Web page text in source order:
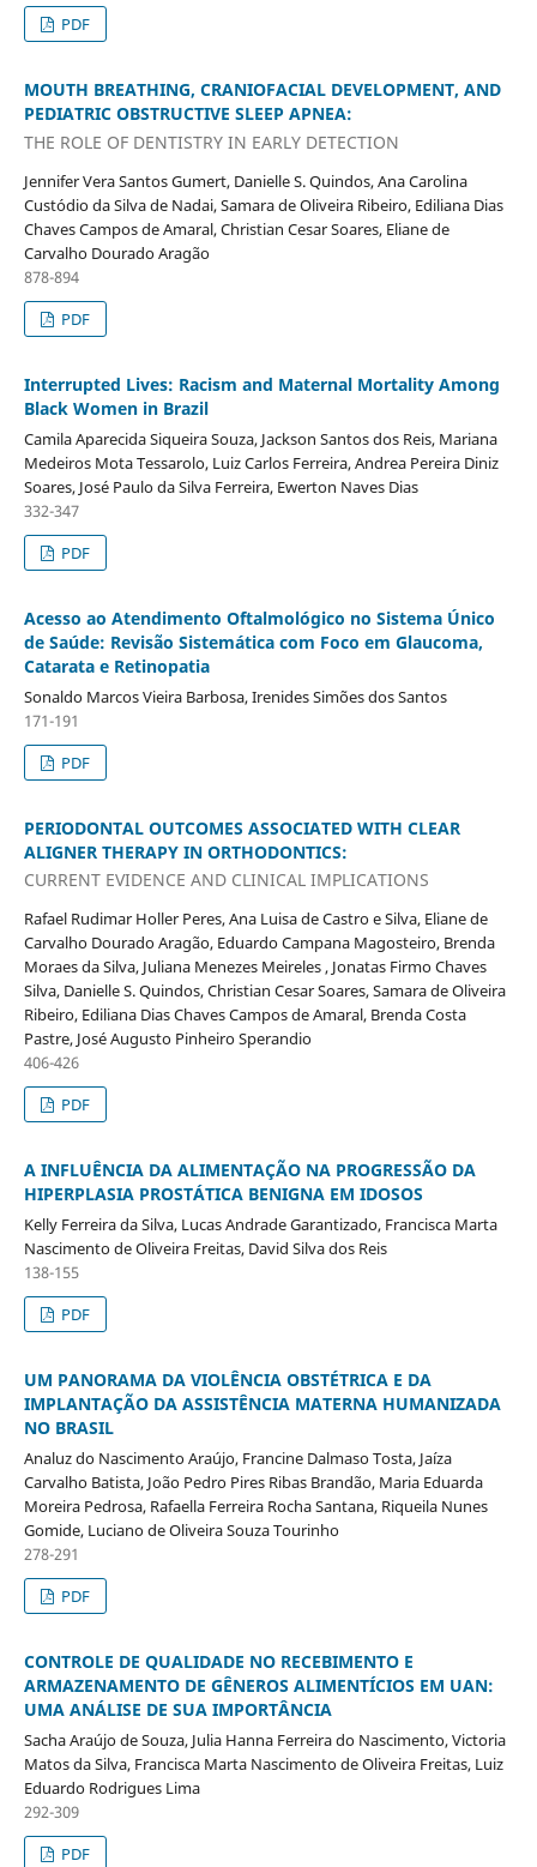
PDF
MOUTH BREATHING, CRANIOFACIAL DEVELOPMENT, AND
PEDIATRIC OBSTRUCTIVE SLEEP APNEA:
THE ROLE OF DENTISTRY IN EARLY DETECTION
Jennifer Vera Santos Gumert, Danielle S. Quindos, Ana Carolina
Custódio da Silva de Nadai, Samara de Oliveira Ribeiro, Ediliana Dias
Chaves Campos de Amaral, Christian Cesar Soares, Eliane de
Carvalho Dourado Aragão
878-894
PDF
Interrupted Lives: Racism and Maternal Mortality Among
Black Women in Brazil
Camila Aparecida Siqueira Souza, Jackson Santos dos Reis, Mariana
Medeiros Mota Tessarolo, Luiz Carlos Ferreira, Andrea Pereira Diniz
Soares, José Paulo da Silva Ferreira, Ewerton Naves Dias
332-347
PDF
Acesso ao Atendimento Oftalmológico no Sistema Único
de Saúde: Revisão Sistemática com Foco em Glaucoma,
Catarata e Retinopatia
Sonaldo Marcos Vieira Barbosa, Irenides Simões dos Santos
171-191
PDF
PERIODONTAL OUTCOMES ASSOCIATED WITH CLEAR
ALIGNER THERAPY IN ORTHODONTICS:
CURRENT EVIDENCE AND CLINICAL IMPLICATIONS
Rafael Rudimar Holler Peres, Ana Luisa de Castro e Silva, Eliane de
Carvalho Dourado Aragão, Eduardo Campana Magosteiro, Brenda
Moraes da Silva, Juliana Menezes Meireles , Jonatas Firmo Chaves
Silva, Danielle S. Quindos, Christian Cesar Soares, Samara de Oliveira
Ribeiro, Ediliana Dias Chaves Campos de Amaral, Brenda Costa
Pastre, José Augusto Pinheiro Sperandio
406-426
PDF
A INFLUÊNCIA DA ALIMENTAÇÃO NA PROGRESSÃO DA
HIPERPLASIA PROSTÁTICA BENIGNA EM IDOSOS
Kelly Ferreira da Silva, Lucas Andrade Garantizado, Francisca Marta
Nascimento de Oliveira Freitas, David Silva dos Reis
138-155
PDF
UM PANORAMA DA VIOLÊNCIA OBSTÉTRICA E DA
IMPLANTAÇÃO DA ASSISTÊNCIA MATERNA HUMANIZADA
NO BRASIL
Analuz do Nascimento Araújo, Francine Dalmaso Tosta, Jaíza
Carvalho Batista, João Pedro Pires Ribas Brandão, Maria Eduarda
Moreira Pedrosa, Rafaella Ferreira Rocha Santana, Riqueila Nunes
Gomide, Luciano de Oliveira Souza Tourinho
278-291
PDF
CONTROLE DE QUALIDADE NO RECEBIMENTO E
ARMAZENAMENTO DE GÊNEROS ALIMENTÍCIOS EM UAN:
UMA ANÁLISE DE SUA IMPORTÂNCIA
Sacha Araújo de Souza, Julia Hanna Ferreira do Nascimento, Victoria
Matos da Silva, Francisca Marta Nascimento de Oliveira Freitas, Luiz
Eduardo Rodrigues Lima
292-309
PDF